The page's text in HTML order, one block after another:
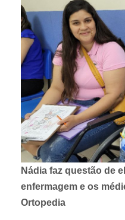
Nádia faz questão de
enfermagem e os
Ortopedia